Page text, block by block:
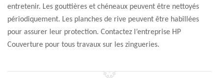
entretenir. Les gouttières et chéneaux peuvent être nettoyés
périodiquement. Les planches de rive peuvent être habillées
pour assurer leur protection. Contactez l’entreprise HP
Couverture pour tous travaux sur les zingueries.